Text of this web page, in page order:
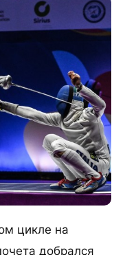
цикле на
добрался